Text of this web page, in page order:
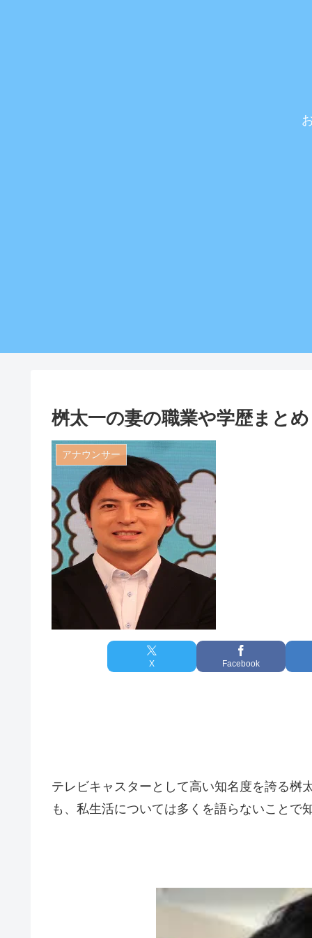
桝太一の妻の職業や学歴まと
アナウンサー
X Facebook
テレビキャスターとして高い知名度を誇る桝
も、私生活については多くを語らないことで